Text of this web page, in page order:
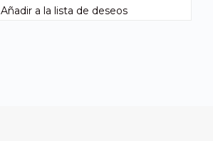
Añadir a la lista de deseos